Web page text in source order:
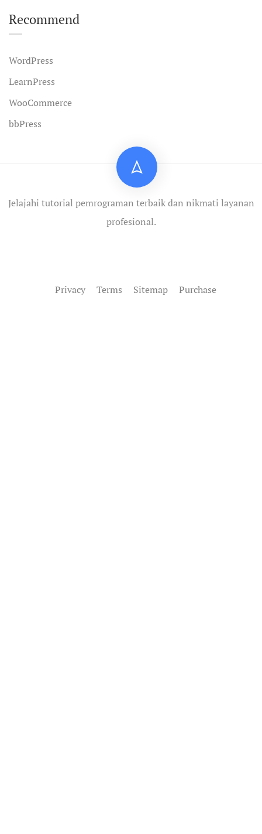
Recommend
WordPress
LearnPress
WooCommerce
bbPress
Jelajahi tutorial pemrograman terbaik dan nikmati layanan
profesional.
Privacy Terms Sitemap Purchase